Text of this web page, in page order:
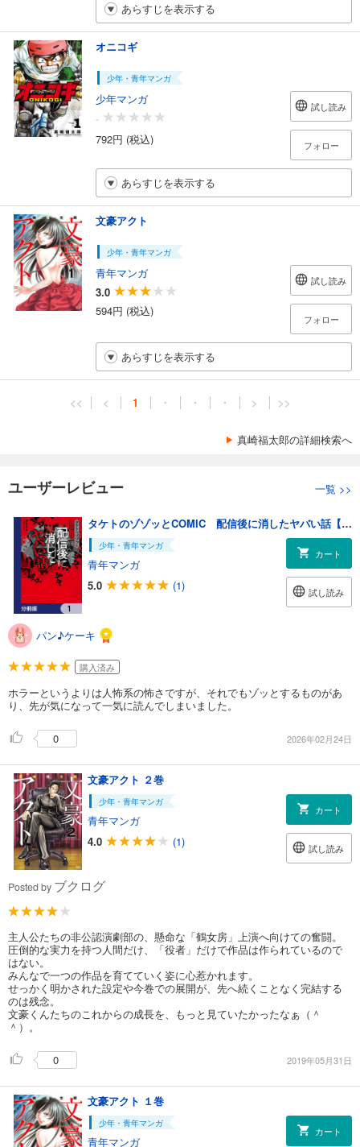
あらすじを表示する
オニコギ
少年・青年マンガ
少年マンガ
-
792円 (税込)
試し読み
フォロー
あらすじを表示する
文豪アクト
少年・青年マンガ
青年マンガ
3.0
594円 (税込)
試し読み
フォロー
あらすじを表示する
<< < 1 ・ ・ ・ > >>
真崎福太郎の詳細検索へ
ユーザーレビュー 一覧 >>
タケトのゾゾッとCOMIC 配信後に消したヤバい話【分冊版】 1
少年・青年マンガ
青年マンガ
5.0
(1)
カート
試し読み
パン♪ケーキ
購入済み
ホラーというよりは人怖系の怖さですが、それでもゾッとするものがあ
り、先が気になって一気に読んでしまいました。
0 2026年02月24日
文豪アクト ２巻
少年・青年マンガ
青年マンガ
4.0
(1)
カート
試し読み
Posted by ブクログ
主人公たちの非公認演劇部の、懸命な「鶴女房」上演へ向けての奮闘。
圧倒的な実力を持つ人間だけ、「役者」だけで作品は作られているので
はない。
みんなで一つの作品を育てていく姿に心惹かれます。
せっかく明かされた設定や今巻での展開が、先へ続くことなく完結する
のは残念。
文豪くんたちのこれからの成長を、もっと見ていたかったなぁ（＾
＾）。
0 2019年05月31日
文豪アクト １巻
少年・青年マンガ
青年マンガ
カート